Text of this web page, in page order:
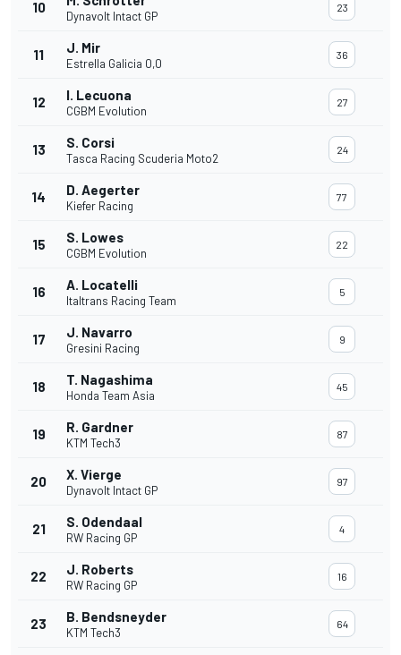
10
Dynavolt Intact GP
23
11 J. Mir
Estrella Galicia 0,0
36
12 I. Lecuona
CGBM Evolution
27
13 S. Corsi
Tasca Racing Scuderia Moto2
24
14 D. Aegerter
Kiefer Racing
77
15 S. Lowes
CGBM Evolution
22
16 A. Locatelli
Italtrans Racing Team
5
17 J. Navarro
Gresini Racing
9
18 T. Nagashima
Honda Team Asia
45
19 R. Gardner
KTM Tech3
87
20 X. Vierge
Dynavolt Intact GP
97
21 S. Odendaal
RW Racing GP
4
22 J. Roberts
RW Racing GP
16
23 B. Bendsneyder
KTM Tech3
64